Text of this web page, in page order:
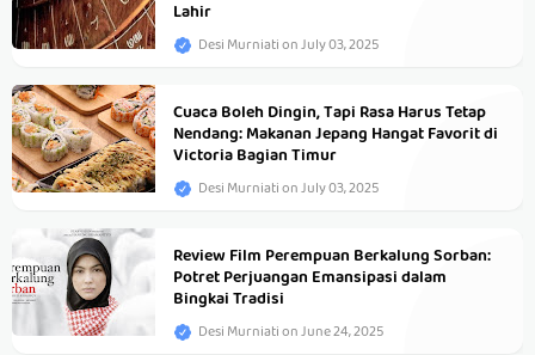
Lahir
Desi MurniationJuly 03, 2025
Cuaca Boleh Dingin, Tapi Rasa Harus Tetap
Nendang: Makanan Jepang Hangat Favorit di
Victoria Bagian Timur
Desi MurniationJuly 03, 2025
Review Film Perempuan Berkalung Sorban:
Potret Perjuangan Emansipasi dalam
Bingkai Tradisi
Desi MurniationJune 24, 2025